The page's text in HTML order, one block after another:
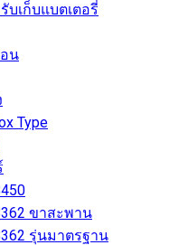
บเก็บแบตเตอรี่
น
Type
ขาสะพาน
รุ่นมาตรฐาน